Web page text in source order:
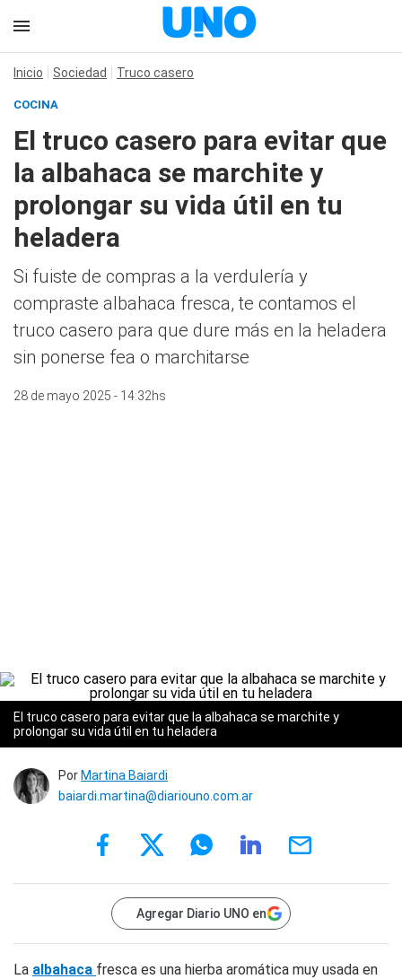
Inicio Sociedad Truco casero
COCINA
El truco casero para evitar que
la albahaca se marchite y
prolongar su vida útil en tu
heladera
Si fuiste de compras a la verdulería y
compraste albahaca fresca, te contamos el
truco casero para que dure más en la heladera
sin ponerse fea o marchitarse
28 de mayo 2025 - 14:32hs
El truco casero para evitar que la albahaca se marchite y
prolongar su vida útil en tu heladera
Por Martina Baiardi
baiardi.martina@diariouno.com.ar
Agregar Diario UNO en
La albahaca fresca es una hierba aromática muy usada en